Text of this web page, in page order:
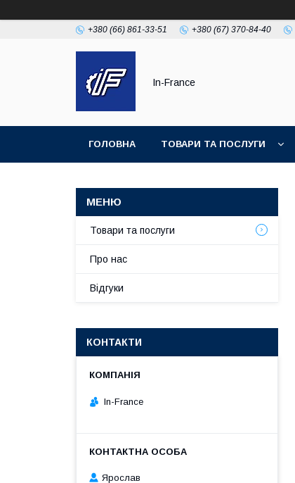
+380 (66) 861-33-51 +380 (67) 370-84-40
In-France
ГОЛОВНА ТОВАРИ ТА ПОСЛУГИ
Товари та послуги
Про нас
Відгуки
КОНТАКТИ
In-France
Ярослав